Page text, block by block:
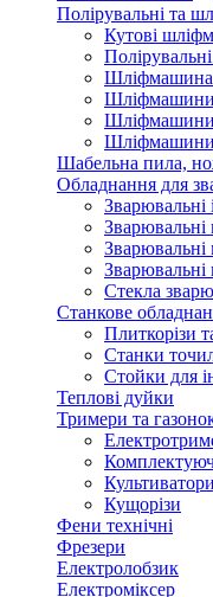
Полірувальні та
Кутові
Шліфмашина
Шліфмашини
Шліфмашини
Шліфмашини
Шабельна пила,
Обладнання для
Зварювальні
Зварювальні
Стекла
Станкове
Плиткорізи
Станки
Стойки для
Теплові дуйки
Тримери та
Кущорізи
Фени технічні
Фрезери
Електролобзик
Електроміксер